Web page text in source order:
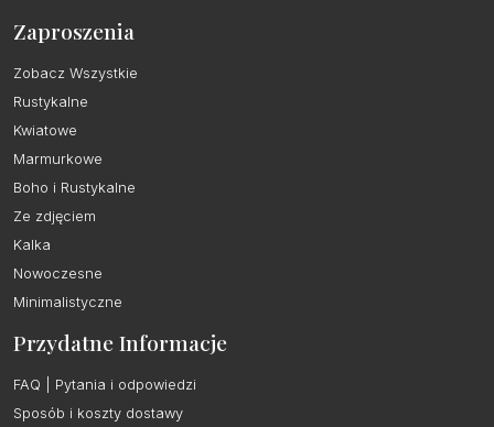
Zaproszenia
Zobacz Wszystkie
Rustykalne
Kwiatowe
Marmurkowe
Boho i Rustykalne
Ze zdjęciem
Kalka
Nowoczesne
Minimalistyczne
Przydatne Informacje
FAQ | Pytania i odpowiedzi
Sposób i koszty dostawy